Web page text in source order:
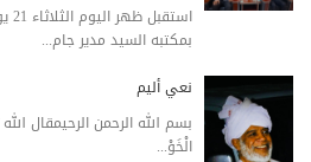
بمكتبه السيد مدير جام...
نعي أليم
بسم الله الرحمن الرحيمقال
الْخَوْ...